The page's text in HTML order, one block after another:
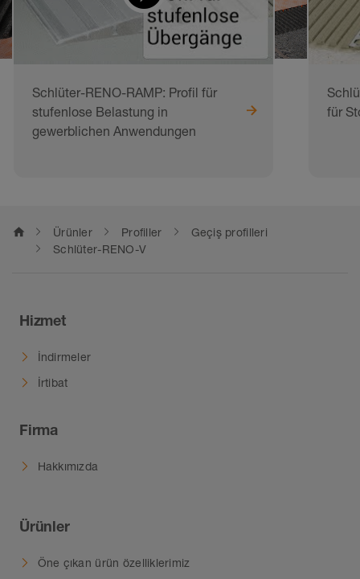
Schlüter-RENO-RAMP: Profil für
stufenlose Belastung in
gewerblichen Anwendungen
für
home Ürünler Profiller
Geçiş profilleri
Schlüter-RENO-V
Hizmet
İndirmeler
İrtibat
Firma
Hakkımızda
Ürünler
Öne çıkan ürün özelliklerimiz